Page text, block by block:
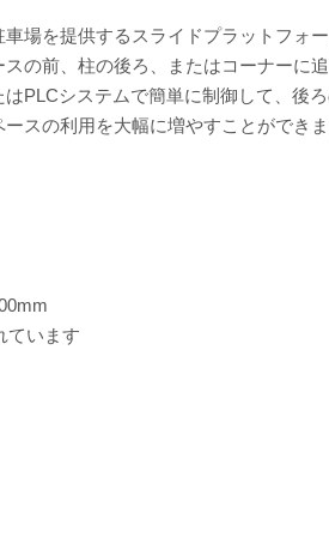
場を提供するスライドプラットフォ
の前、柱の後ろ、またはコーナーに
PLCシステムで簡単に制御して、後
スの利用を大幅に増やすことができま
ています